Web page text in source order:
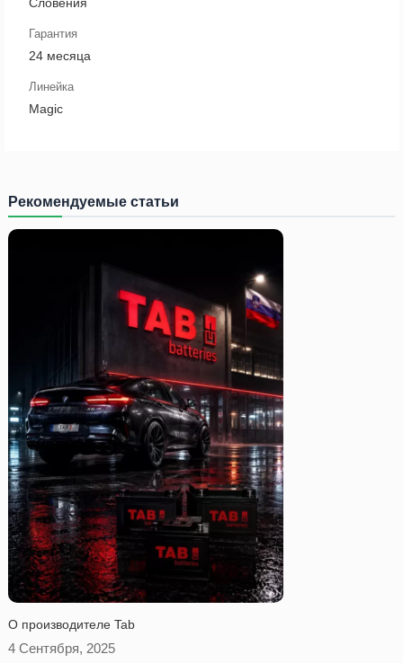
Словения
Гарантия
24 месяца
Линейка
Magic
Рекомендуемые статьи
O производителе Tab
4 Сентября, 2025